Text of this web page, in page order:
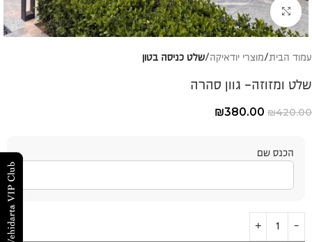
להגדלת התמונה
עמוד הבית מוצרי יודאיקה שלט כניסה בטון
שלט ומזוזה- גוון סהרה
₪420.00
₪380.00
הכנס שם